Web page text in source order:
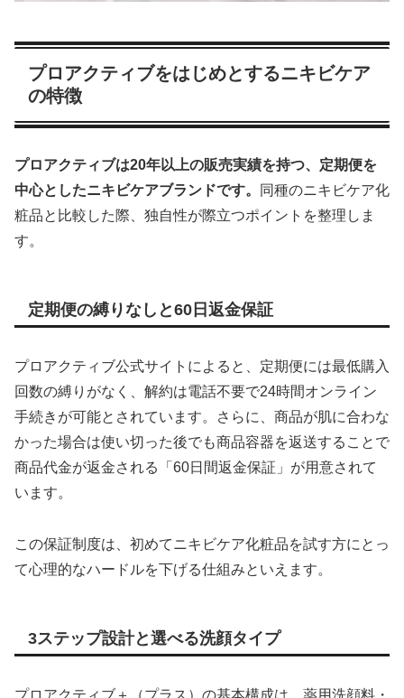
プロアクティブをはじめとするニキビケア
の特徴
プロアクティブは20年以上の販売実績を持つ、定期便を
中心としたニキビケアブランドです。
同種のニキビケア化
粧品と比較した際、独自性が際立つポイントを整理しま
す。
定期便の縛りなしと60日返金保証
プロアクティブ公式サイトによると、定期便には最低購入
回数の縛りがなく、解約は電話不要で24時間オンライン
手続きが可能とされています。さらに、商品が肌に合わな
かった場合は使い切った後でも商品容器を返送することで
商品代金が返金される「60日間返金保証」が用意されて
います。
この保証制度は、初めてニキビケア化粧品を試す方にとっ
て心理的なハードルを下げる仕組みといえます。
3ステップ設計と選べる洗顔タイプ
プロアクティブ＋（プラス）の基本構成は、薬用洗顔料・